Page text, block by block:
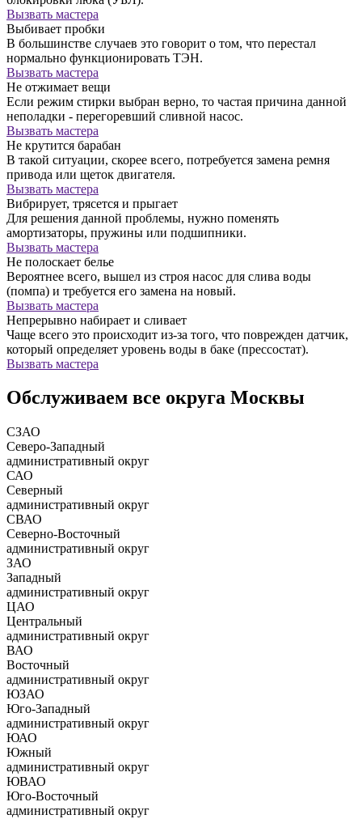
Вызвать мастера
Выбивает пробки
В большинстве случаев это говорит о том, что перестал
нормально функционировать ТЭН.
Вызвать мастера
Не отжимает вещи
Если режим стирки выбран верно, то частая причина данной
неполадки - перегоревший сливной насос.
Вызвать мастера
Не крутится барабан
В такой ситуации, скорее всего, потребуется замена ремня
привода или щеток двигателя.
Вызвать мастера
Вибрирует, трясется и прыгает
Для решения данной проблемы, нужно поменять
амортизаторы, пружины или подшипники.
Вызвать мастера
Не полоскает белье
Вероятнее всего, вышел из строя насос для слива воды
(помпа) и требуется его замена на новый.
Вызвать мастера
Непрерывно набирает и сливает
Чаще всего это происходит из-за того, что поврежден датчик,
который определяет уровень воды в баке (прессостат).
Вызвать мастера
Обслуживаем все округа Москвы
СЗАО
Северо-Западный
административный округ
САО
Северный
административный округ
СВАО
Северно-Восточный
административный округ
ЗАО
Западный
административный округ
ЦАО
Центральный
административный округ
ВАО
Восточный
административный округ
ЮЗАО
Юго-Западный
административный округ
ЮАО
Южный
административный округ
ЮВАО
Юго-Восточный
административный округ